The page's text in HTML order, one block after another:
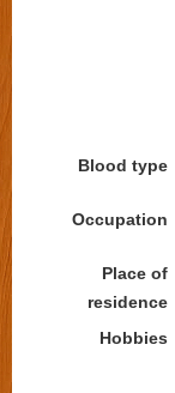
Blood type
Occupation
Place of
residence
Hobbies